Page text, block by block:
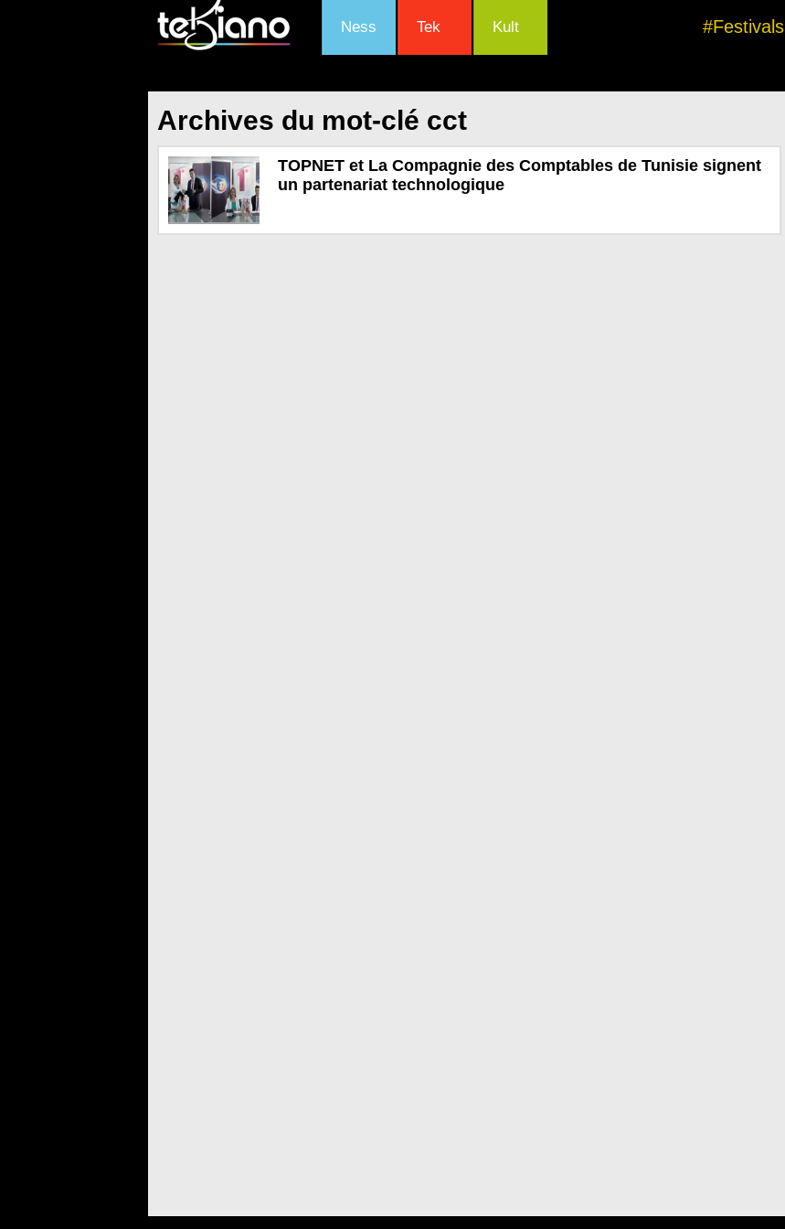
Ness Tek Kult #Festivals
Archives du mot-clé cct
TOPNET et La Compagnie des Comptables de Tunisie signent
un partenariat technologique